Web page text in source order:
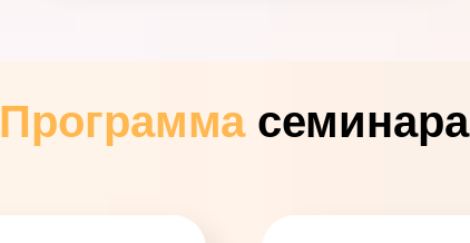
Программа семинара